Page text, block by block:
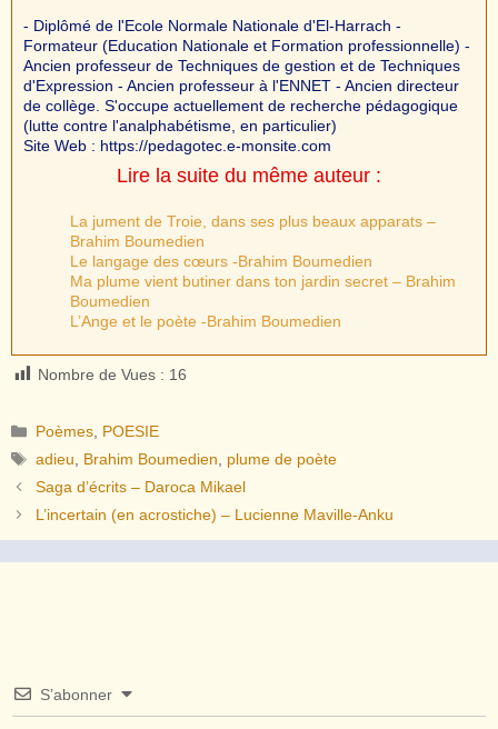
- Diplômé de l'Ecole Normale Nationale d'El-Harrach -
Formateur (Education Nationale et Formation professionnelle) -
Ancien professeur de Techniques de gestion et de Techniques
d'Expression - Ancien professeur à l'ENNET - Ancien directeur
de collège. S'occupe actuellement de recherche pédagogique
(lutte contre l'analphabétisme, en particulier)
Site Web : https://pedagotec.e-monsite.com
Lire la suite du même auteur :
La jument de Troie, dans ses plus beaux apparats –
Brahim Boumedien
Le langage des cœurs -Brahim Boumedien
Ma plume vient butiner dans ton jardin secret – Brahim
Boumedien
L’Ange et le poète -Brahim Boumedien
Nombre de Vues : 16
Catégories
Poèmes, POESIE
Étiquettes
adieu, Brahim Boumedien, plume de poète
Saga d’écrits – Daroca Mikael
L’incertain (en acrostiche) – Lucienne Maville-Anku
S’abonner